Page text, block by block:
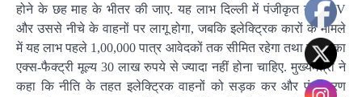
होने के छह माह के भीतर की जाए. यह लाभ दिल्ली में पंजीकृत बीएस-IV
और उससे नीचे के वाहनों पर लागू होगा, जबकि इलेक्ट्रिक कारों के मामले
में यह लाभ पहले 1,00,000 पात्र आवेदकों तक सीमित रहेगा तथा वाहन का
एक्स-फैक्ट्री मूल्य 30 लाख रुपये से ज्यादा नहीं होना चाहिए. मुख्यमंत्री ने
कहा कि नीति के तहत इलेक्ट्रिक वाहनों को सड़क कर और पंजीकरण